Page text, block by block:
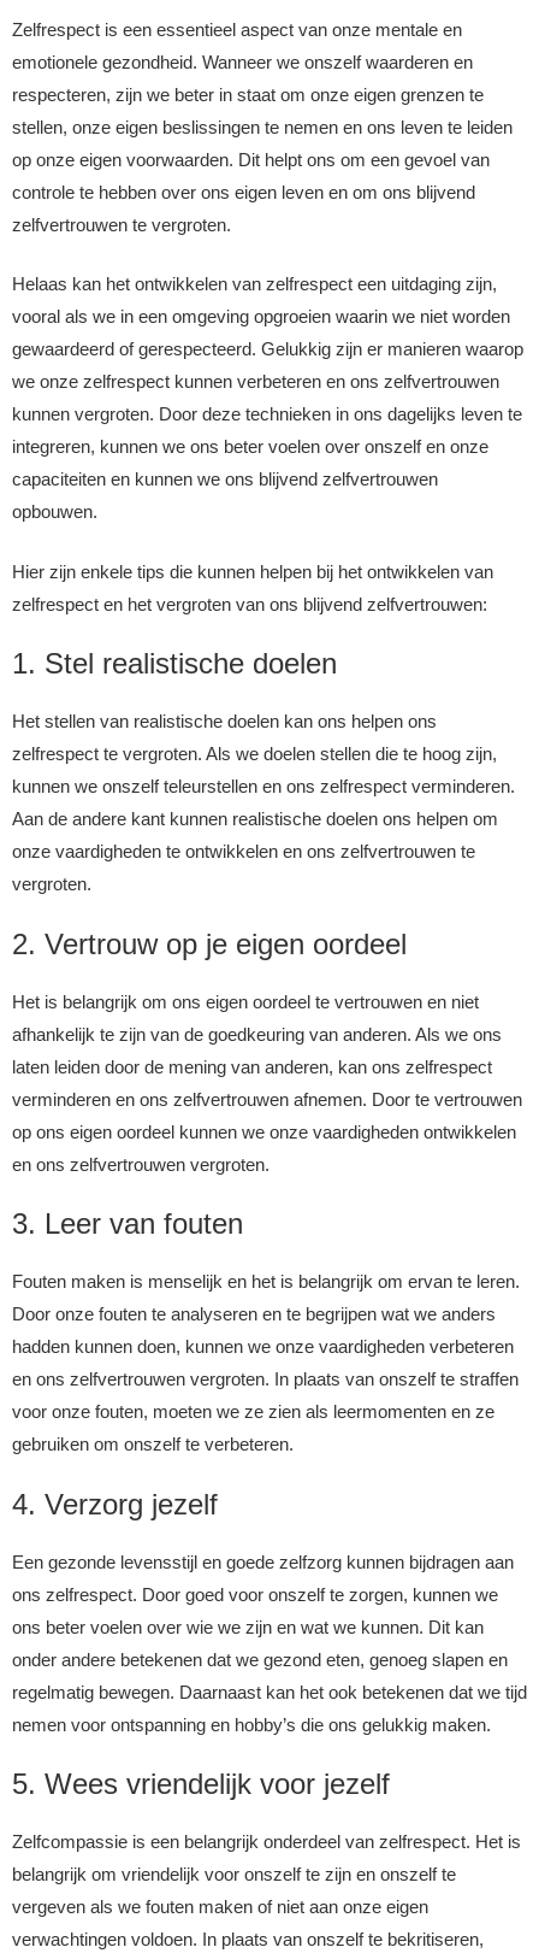
Zelfrespect is een essentieel aspect van onze mentale en
emotionele gezondheid. Wanneer we onszelf waarderen en
respecteren, zijn we beter in staat om onze eigen grenzen te
stellen, onze eigen beslissingen te nemen en ons leven te leiden
op onze eigen voorwaarden. Dit helpt ons om een gevoel van
controle te hebben over ons eigen leven en om ons blijvend
zelfvertrouwen te vergroten.
Helaas kan het ontwikkelen van zelfrespect een uitdaging zijn,
vooral als we in een omgeving opgroeien waarin we niet worden
gewaardeerd of gerespecteerd. Gelukkig zijn er manieren waarop
we onze zelfrespect kunnen verbeteren en ons zelfvertrouwen
kunnen vergroten. Door deze technieken in ons dagelijks leven te
integreren, kunnen we ons beter voelen over onszelf en onze
capaciteiten en kunnen we ons blijvend zelfvertrouwen
opbouwen.
Hier zijn enkele tips die kunnen helpen bij het ontwikkelen van
zelfrespect en het vergroten van ons blijvend zelfvertrouwen:
1. Stel realistische doelen
Het stellen van realistische doelen kan ons helpen ons
zelfrespect te vergroten. Als we doelen stellen die te hoog zijn,
kunnen we onszelf teleurstellen en ons zelfrespect verminderen.
Aan de andere kant kunnen realistische doelen ons helpen om
onze vaardigheden te ontwikkelen en ons zelfvertrouwen te
vergroten.
2. Vertrouw op je eigen oordeel
Het is belangrijk om ons eigen oordeel te vertrouwen en niet
afhankelijk te zijn van de goedkeuring van anderen. Als we ons
laten leiden door de mening van anderen, kan ons zelfrespect
verminderen en ons zelfvertrouwen afnemen. Door te vertrouwen
op ons eigen oordeel kunnen we onze vaardigheden ontwikkelen
en ons zelfvertrouwen vergroten.
3. Leer van fouten
Fouten maken is menselijk en het is belangrijk om ervan te leren.
Door onze fouten te analyseren en te begrijpen wat we anders
hadden kunnen doen, kunnen we onze vaardigheden verbeteren
en ons zelfvertrouwen vergroten. In plaats van onszelf te straffen
voor onze fouten, moeten we ze zien als leermomenten en ze
gebruiken om onszelf te verbeteren.
4. Verzorg jezelf
Een gezonde levensstijl en goede zelfzorg kunnen bijdragen aan
ons zelfrespect. Door goed voor onszelf te zorgen, kunnen we
ons beter voelen over wie we zijn en wat we kunnen. Dit kan
onder andere betekenen dat we gezond eten, genoeg slapen en
regelmatig bewegen. Daarnaast kan het ook betekenen dat we tijd
nemen voor ontspanning en hobby’s die ons gelukkig maken.
5. Wees vriendelijk voor jezelf
Zelfcompassie is een belangrijk onderdeel van zelfrespect. Het is
belangrijk om vriendelijk voor onszelf te zijn en onszelf te
vergeven als we fouten maken of niet aan onze eigen
verwachtingen voldoen. In plaats van onszelf te bekritiseren,